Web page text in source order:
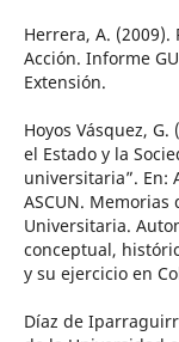
Herrera, A.
Acción. Informe
Extensión.
Hoyos Vásquez,
el Estado y la
universitaria”. En:
ASCUN.
Universitaria.
conceptual,
y su ejercicio en
Díaz de